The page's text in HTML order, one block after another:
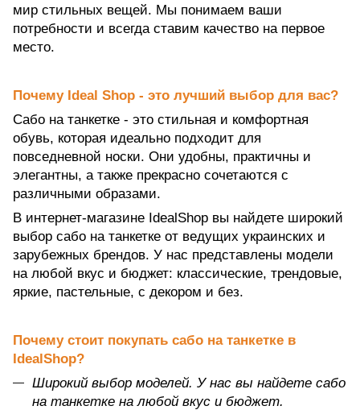
мир стильных вещей. Мы понимаем ваши
потребности и всегда ставим качество на первое
место.
Почему Ideal Shop - это лучший выбор для вас?
Сабо на танкетке - это стильная и комфортная
обувь, которая идеально подходит для
повседневной носки. Они удобны, практичны и
элегантны, а также прекрасно сочетаются с
различными образами.
В интернет-магазине IdealShop вы найдете широкий
выбор сабо на танкетке от ведущих украинских и
зарубежных брендов. У нас представлены модели
на любой вкус и бюджет: классические, трендовые,
яркие, пастельные, с декором и без.
Почему стоит покупать сабо на танкетке в
IdealShop?
Широкий выбор моделей. У нас вы найдете сабо
на танкетке на любой вкус и бюджет.